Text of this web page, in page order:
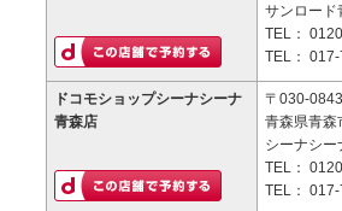
サンロード
TEL：
TEL：
ドコモショップシーナシーナ
青森店
〒030-0843
青森県青森
シーナシー
TEL：
TEL：